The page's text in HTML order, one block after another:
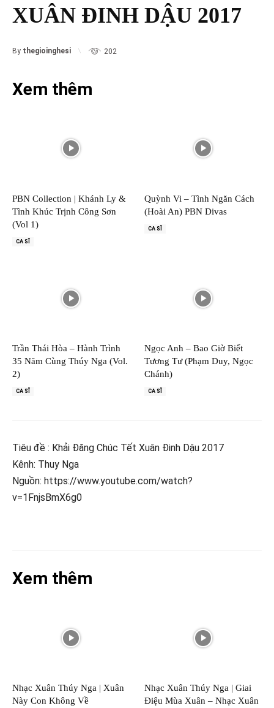
XUÂN ĐINH DẬU 2017
By thegioinghesi 202
Xem thêm
PBN Collection | Khánh Ly &
Tình Khúc Trịnh Công Sơn
(Vol 1)
CA SĨ
Quỳnh Vi – Tình Ngăn Cách
(Hoài An) PBN Divas
CA SĨ
Trần Thái Hòa – Hành Trình
35 Năm Cùng Thúy Nga (Vol.
2)
CA SĨ
Ngọc Anh – Bao Giờ Biết
Tương Tư (Phạm Duy, Ngọc
Chánh)
CA SĨ
Tiêu đề : Khải Đăng Chúc Tết Xuân Đinh Dậu 2017
Kênh: Thuy Nga
Nguồn: https://www.youtube.com/watch?
v=1FnjsBmX6g0
Xem thêm
Nhạc Xuân Thúy Nga | Xuân
Này Con Không Về
Nhạc Xuân Thúy Nga | Giai
Điệu Mùa Xuân – Nhạc Xuân